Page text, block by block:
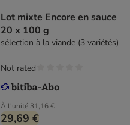
Lot mixte Encore en sauce
20 x 100 g
sélection à la viande (3 variétés)
À l'unité 31,16 €
29,69 €
Not rated